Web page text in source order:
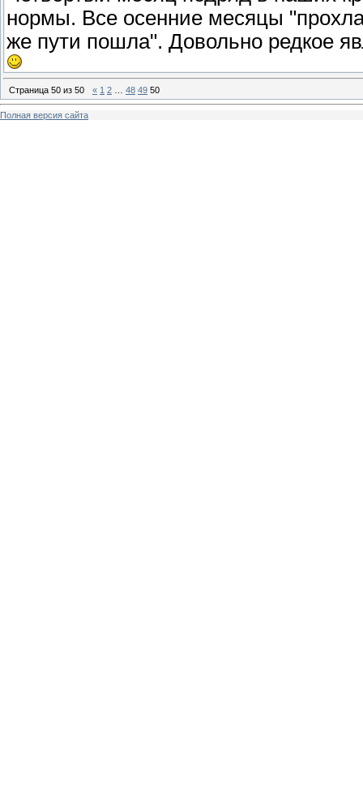
нормы. Все осенние месяцы
же пути пошла". Довольно редкое
Страница 50 из 50 « 1 2 48 49 50
Полная версия сайта